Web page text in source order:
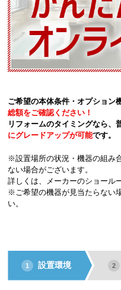
ご希望の本体条件・オプション
総額をご確認ください！
リフォームのタイミングなら、
にグレードアップが可能です。
※設置場所の状況・機器の組み
ない場合がございます。
詳しくは、メーカーのショール
※ご希望の機器が見当たらない
い。
1 設置環境 2